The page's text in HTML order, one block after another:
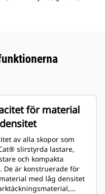
för material
av alla skopor som
slirstyrda lastare,
och kompakta
De är konstruerade för
med låg densitet